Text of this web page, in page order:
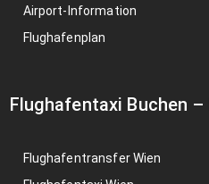
Airport-Information
Flughafenplan
Flughafentaxi Buchen –
Flughafentransfer Wien